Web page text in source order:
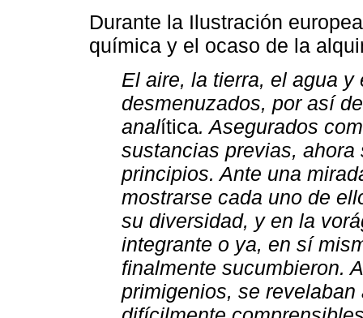
Durante la Ilustración
química y el ocaso de la
El aire, la tierra, el agua y
desmenuzados, por así
analítica. Asegurados
sustancias previas,
principios. Ante una
mostrarse cada uno de
su diversidad, y en la
integrante o ya, en sí
finalmente sucumbieron.
primigenios, se